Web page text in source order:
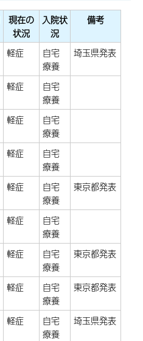
現在の
状況
入院状
況
備考
軽症
自宅
療養
埼玉県発表
軽症
自宅
療養
軽症
自宅
療養
軽症
自宅
療養
軽症
自宅
療養
東京都発表
軽症
自宅
療養
軽症
自宅
療養
東京都発表
軽症
自宅
療養
東京都発表
軽症
自宅
療養
埼玉県発表